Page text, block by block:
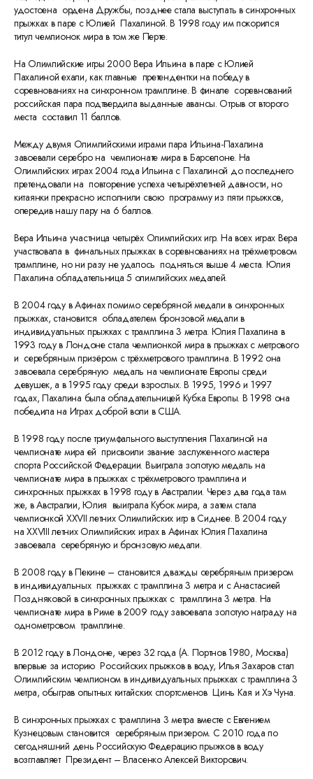
удостоена ордена Дружбы, позднее стала выступать в синхронных
прыжках в паре с Юлией Пахалиной. В 1998 году им покорился
титул чемпионок мира в том же Перте.
На Олимпийские игры 2000 Вера Ильина в паре с Юлией
Пахалиной ехали, как главные претендентки на победу в
соревнованиях на синхронном трамплине. В финале соревнований
российская пара подтвердила выданные авансы. Отрыв от второго
места составил 11 баллов.
Между двумя Олимпийскими играми пара Ильина-Пахалина
завоевали серебро на чемпионате мира в Барселоне. На
Олимпийских играх 2004 года Ильина с Пахалиной до последнего
претендовали на повторение успеха четырёхлетней давности, но
китаянки прекрасно исполнили свою программу из пяти прыжков,
опередив нашу пару на 6 баллов.
Вера Ильина участница четырёх Олимпийских игр. На всех играх Вера
участвовала в финальных прыжках в соревнованиях на трёхметровом
трамплине, но ни разу не удалось подняться выше 4 места. Юлия
Пахалина обладательница 5 олимпийских медалей.
В 2004 году в Афинах помимо серебряной медали в синхронных
прыжках, становится обладателем бронзовой медали в
индивидуальных прыжках с трамплина 3 метра. Юлия Пахалина в
1993 году в Лондоне стала чемпионкой мира в прыжках с метрового
и серебряным призёром с трёхметрового трамплина. В 1992 она
завоевала серебряную медаль на чемпионате Европы среди
девушек, а в 1995 году среди взрослых. В 1995, 1996 и 1997
годах, Пахалина была обладательницей Кубка Европы. В 1998 она
победила на Играх доброй воли в США.
В 1998 году после триумфального выступления Пахалиной на
чемпионате мира ей присвоили звание заслуженного мастера
спорта Российской Федерации. Выиграла золотую медаль на
чемпионате мира в прыжках с трёхметрового трамплина и
синхронных прыжках в 1998 году в Австралии. Через два года там
же, в Австралии, Юлия выиграла Кубок мира, а затем стала
чемпионкой XXVII летних Олимпийских игр в Сиднее. В 2004 году
на XXVIII летних Олимпийских играх в Афинах Юлия Пахалина
завоевала серебряную и бронзовую медали.
В 2008 году в Пекине – становится дважды серебряным призером
в индивидуальных прыжках с трамплина 3 метра и с Анастасией
Поздняковой в синхронных прыжках с трамплина 3 метра. На
чемпионате мира в Риме в 2009 году завоевала золотую награду на
однометровом трамплине.
В 2012 году в Лондоне, через 32 года (А. Портнов 1980, Москва)
впервые за историю Российских прыжков в воду, Илья Захаров стал
Олимпийским чемпионом в индивидуальных прыжках с трамплина 3
метра, обыграв опытных китайских спортсменов Цинь Кая и Хэ Чуна.
В синхронных прыжках с трамплина 3 метра вместе с Евгением
Кузнецовым становится серебряным призером. С 2010 года по
сегодняшний день Российскую Федерацию прыжков в воду
возглавляет Президент – Власенко Алексей Викторович.